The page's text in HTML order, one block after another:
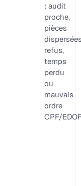
: audit
proche,
pièces
refus,
temps
perdu
ou
mauvais
ordre
CPF/